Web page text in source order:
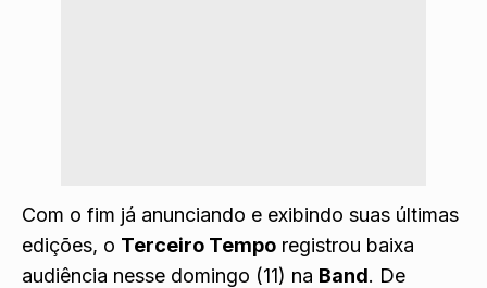
Com o fim já anunciando e exibindo suas últimas
edições, o Terceiro Tempo registrou baixa
audiência nesse domingo (11) na Band. De